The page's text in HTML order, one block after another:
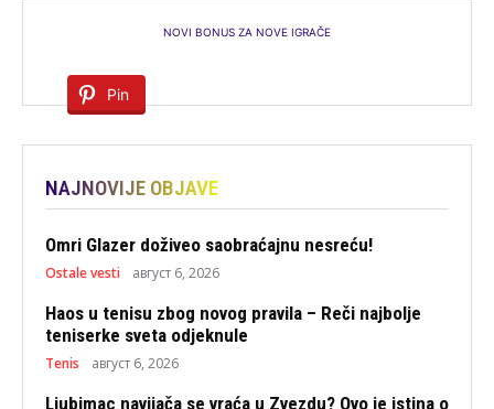
NOVI BONUS ZA NOVE IGRAČE
Pin
NAJNOVIJE OBJAVE
Omri Glazer doživeo saobraćajnu nesreću!
Ostale vesti август 6, 2026
Haos u tenisu zbog novog pravila – Reči najbolje
teniserke sveta odjeknule
Tenis август 6, 2026
Ljubimac navijača se vraća u Zvezdu? Ovo je istina o